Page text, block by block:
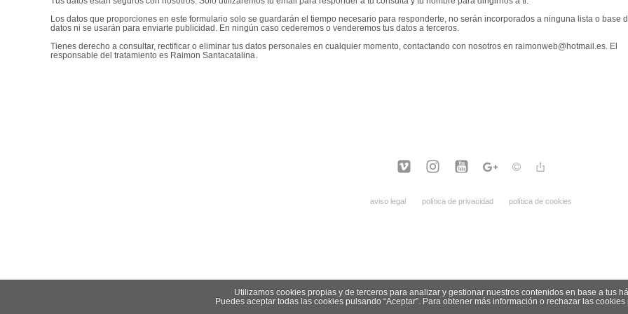
Los datos que proporciones en este formulario solo se guardarán el tiempo necesario para responderte, no serán incorporados a ninguna lista o base
datos ni se usarán para enviarte publicidad. En ningún caso cederemos o venderemos tus datos a terceros.
Tienes derecho a consultar, rectificar o eliminar tus datos personales en cualquier momento, contactando con nosotros en raimonweb@hotmail.es. El
responsable del tratamiento es Raimon Santacatalina.
aviso legal política de privacidad política de cookies
Utilizamos cookies propias y de terceros para analizar y gestionar nuestros contenidos en base a tus
Puedes aceptar todas las cookies pulsando “Aceptar”. Para obtener más información o rechazar las cookies